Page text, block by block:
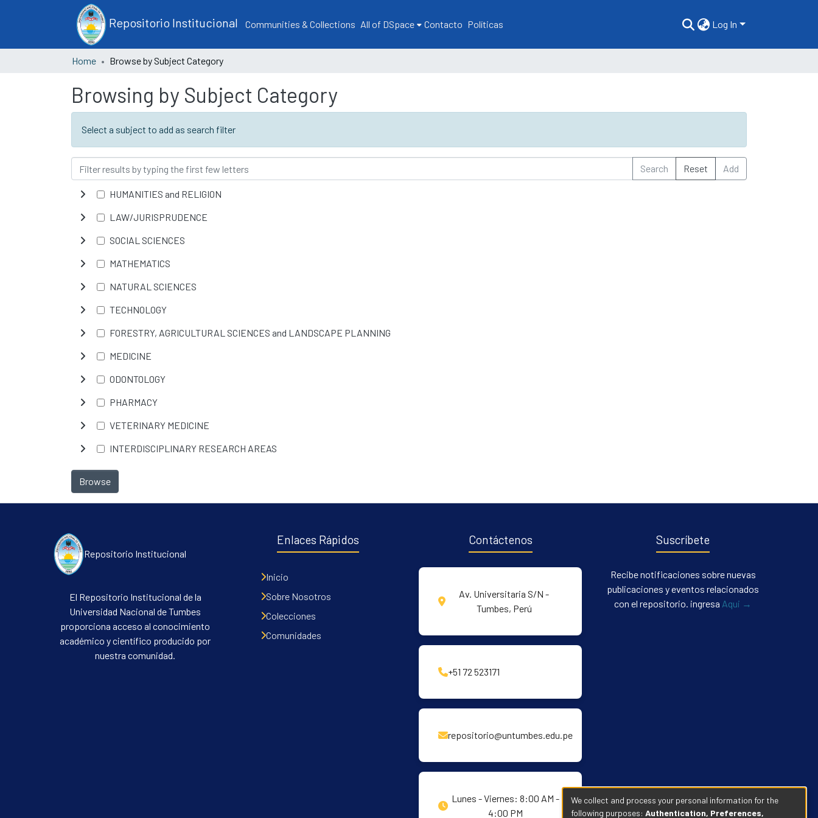
Repositorio Institucional Communities & Collections All of DSpace Contacto Políticas Log In
Home Browse by Subject Category
Browsing by Subject Category
Select a subject to add as search filter
Search Reset Add
HUMANITIES and RELIGION
LAW/JURISPRUDENCE
SOCIAL SCIENCES
MATHEMATICS
NATURAL SCIENCES
TECHNOLOGY
FORESTRY, AGRICULTURAL SCIENCES and LANDSCAPE PLANNING
MEDICINE
ODONTOLOGY
PHARMACY
VETERINARY MEDICINE
INTERDISCIPLINARY RESEARCH AREAS
Browse
Repositorio Institucional
El Repositorio Institucional de la
Universidad Nacional de Tumbes
proporciona acceso al conocimiento
académico y científico producido por
nuestra comunidad.
Enlaces Rápidos
Inicio
Sobre Nosotros
Colecciones
Comunidades
Contáctenos
Av. Universitaria S/N -
Tumbes, Perú
+51 72 523171
repositorio@untumbes.edu.pe
Lunes - Viernes: 8:00 AM -
4:00 PM
Suscríbete
Recibe notificaciones sobre nuevas
publicaciones y eventos relacionados
con el repositorio. ingresa Aqui →
We collect and process your personal information for the
following purposes: Authentication, Preferences,